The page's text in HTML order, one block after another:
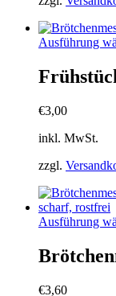
Ausführung
€3,00
inkl. MwSt.
zzgl.
Ausführung
€3,60